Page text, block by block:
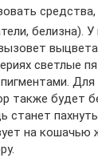
белизна).
светлые
также будет
станет
на кошачью